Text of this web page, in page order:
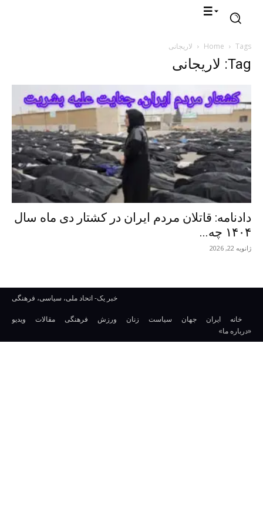
Home Tags لاریجانی
Tag: لاریجانی
دادنامه: قاتلان مردم ایران در کشتار دی ماه سال
۱۴۰۴ چه...
ژانویه 22, 2026
خبر یک- اتحاد ملی، سیاسی، فرهنگی
خانه ایران جهان سیاست زنان ورزش فرهنگی مقالات
ویدیو
«درباره ما»